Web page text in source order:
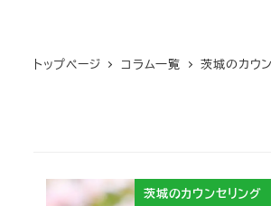
トップページ コラム一覧 茨城のカウ
茨城のカウンセリング